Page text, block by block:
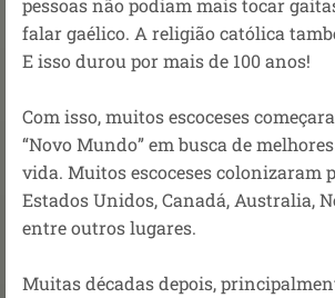
pessoas não podiam mais tocar
falar gaélico. A religião católica
E isso durou por mais de 100 anos!
Com isso, muitos escoceses
“Novo Mundo” em busca de
vida. Muitos escoceses colonizaram
Estados Unidos, Canadá, Australia,
entre outros lugares.
Muitas décadas depois,